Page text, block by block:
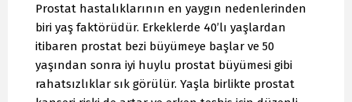
Prostat hastalıklarının en yaygın nedenlerinden
biri yaş faktörüdür. Erkeklerde 40’lı yaşlardan
itibaren prostat bezi büyümeye başlar ve 50
yaşından sonra iyi huylu prostat büyümesi gibi
rahatsızlıklar sık görülür. Yaşla birlikte prostat